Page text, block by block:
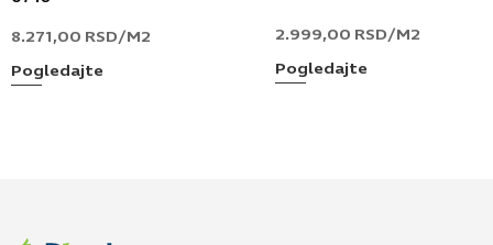
8.271,00 RSD/M2
Pogledajte
2.999,00 RSD/M2
Pogledajte